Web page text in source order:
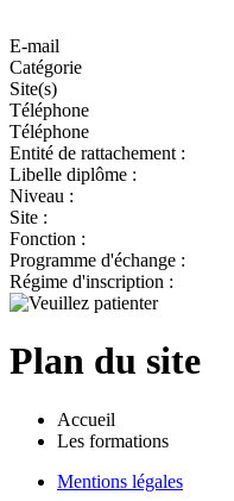
E-mail
Catégorie
Site(s)
Téléphone
Téléphone
Entité de rattachement :
Libelle diplôme :
Niveau :
Site :
Fonction :
Programme d'échange :
Régime d'inscription :
Plan du site
Accueil
Les formations
Mentions légales